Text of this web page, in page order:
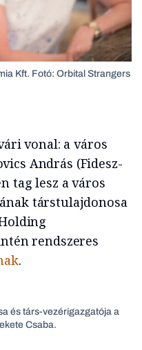
Kft. Fotó: Orbital Strangers
vonal: a város
András (Fidesz-
tag lesz a város
társtulajdonosa
rendszeres
.
a Videoton társtulajdonosa és társ-
és társ-vezérigazgatója a
Csaba.